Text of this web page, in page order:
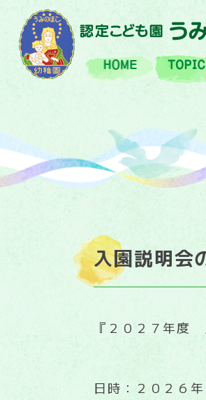
HOME
入園説明会
『２０２７年度
日時：２０２６